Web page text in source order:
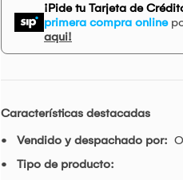
¡Pide tu Tarjeta de
primera compra online
aqui!
Características destacadas
Vendido y despachado por:
Tipo de producto: